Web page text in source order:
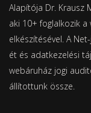
Alapítója Dr. Krausz
aki 10+ foglalkozik
elkészítésével. A
ét és adatkezelési
webáruház jogi
állítottunk össze.